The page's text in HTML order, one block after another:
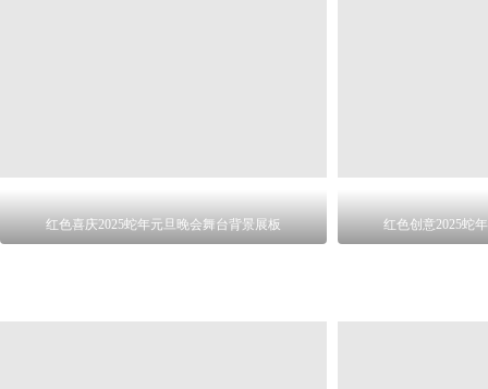
红色喜庆2025蛇年元旦晚会舞台背景展板 红色创意2025蛇